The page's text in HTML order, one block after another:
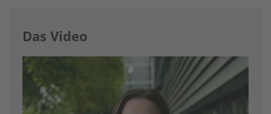
Das Video